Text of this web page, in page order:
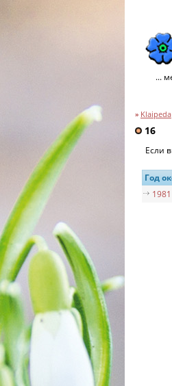
...
» Klaipeda
16
Если
Год
1981